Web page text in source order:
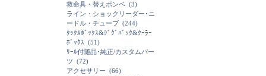
救命具・替えボンベ (3)
ライン・ショックリーダー･ニ
ードル・チューブ (244)
ﾀｯｸﾙﾎﾞｯｸｽ&ｼﾞｸﾞﾊﾞｯｸ&ｸｰﾗｰ
ﾎﾞｯｸｽ (51)
ﾘｰﾙ付随品･純正/カスタムパー
ツ (72)
アクセサリー (66)